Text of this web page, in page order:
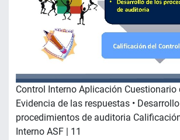
Control Interno Aplicación Cuestionario
Evidencia de las respuestas •
procedimientos de auditoria
Interno ASF | 11